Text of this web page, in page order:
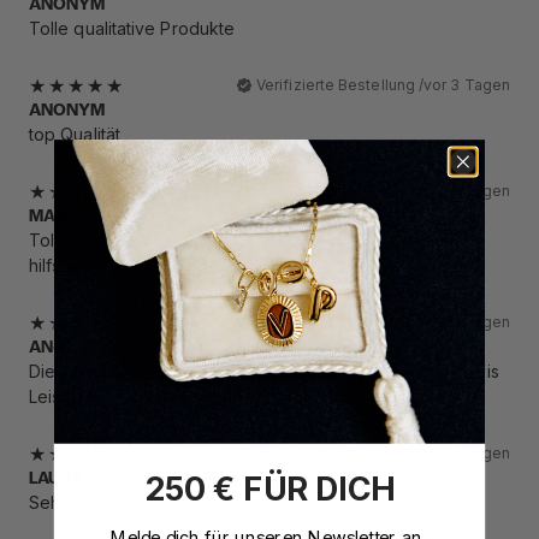
ANONYM
Tolle qualitative Produkte
Verifizierte Bestellung /vor 3 Tagen
ANONYM
top Qualität
Verifizierte Bestellung /
vor 3 Tagen
MARIE
Toller Schmuck und sehr toller Kundenservice. Immer
hilfsbereit :)
Verifizierte Bestellung /
vor 4 Tagen
ANJA
Die Qualität ist einfach wunderbar. Super hochwertig. Preis
Leistung Top. Versand sehr schnell
vor 4 Tagen
LAURA
Sehr hochwertig verarbeiteter Schmuck.
250 € FÜR DICH